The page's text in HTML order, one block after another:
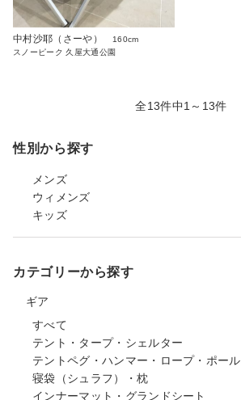
中村沙耶（さーや）
160cm
スノーピーク 久屋大通公園
全13件中1～13件
性別から探す
メンズ
ウィメンズ
キッズ
カテゴリーから探す
ギア
すべて
テント・タープ・シェルター
テントペグ・ハンマー・ロープ・ポール
寝袋（シュラフ）・枕
インナーマット・グランドシート